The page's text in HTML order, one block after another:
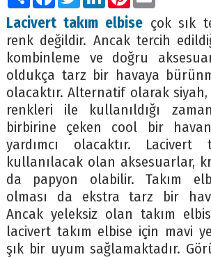
Lacivert takım elbiseçok sık
renk değildir. Ancak tercih
kombinleme ve doğru
oldukça tarz bir havaya
olacaktır. Alternatif olarak
renkleri ile kullanıldığı
birbirine çeken cool bir
yardımcı olacaktır. Lacivert
kullanılacak olan aksesuarlar,
da papyon olabilir. Takım
olması da ekstra tarz bir
Ancak yeleksiz olan takım
lacivert takım elbise için mavi
şık bir uyum sağlamaktadır.